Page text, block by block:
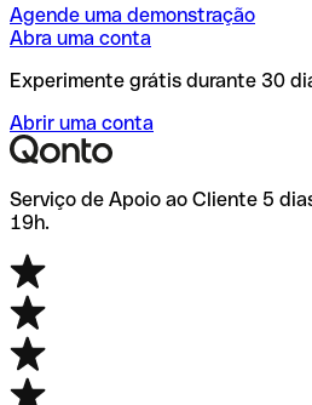
Agende uma demonstração
Abra uma conta
Experimente grátis durante 30
Abrir uma conta
Serviço de Apoio ao Cliente 5
19h.